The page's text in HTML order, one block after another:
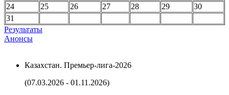
24
25 26 27 28 29
30
31
Результаты
Анонсы
Казахстан. Премьер-лига-2026
(07.03.2026 - 01.11.2026)